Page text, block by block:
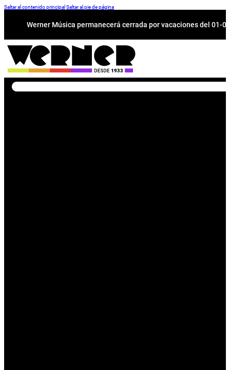
Saltar al contenido principal Saltar al pie de página
Werner Música permanecerá cerrada por vacaciones del 01-
Buscar